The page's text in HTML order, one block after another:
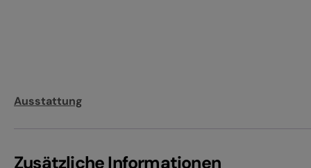
Ausstattung
Zusätzliche Informationen